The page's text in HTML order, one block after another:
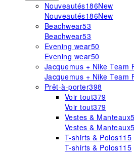
Nouveautés186New
Nouveautés186New
Beachwear53
Beachwear53
Evening wear50
Evening wear50
Jacquemus + Nike Team
Jacquemus + Nike Team
Prêt-à-porter398
Voir tout379
Voir tout379
Vestes & Manteaux
Vestes & Manteaux
T-shirts & Polos115
T-shirts & Polos115